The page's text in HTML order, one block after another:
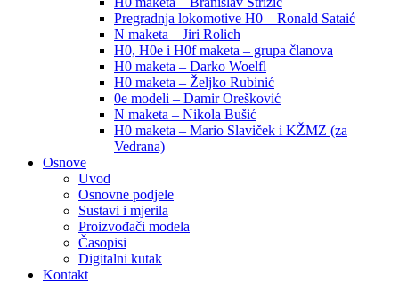
Pregradnja lokomotive H0 – Ronald Sataić
N maketa – Jiri Rolich
H0, H0e i H0f maketa – grupa članova
H0 maketa – Darko Woelfl
H0 maketa – Željko Rubinić
0e modeli – Damir Orešković
N maketa – Nikola Bušić
H0 maketa – Mario Slaviček i KŽMZ (za
Vedrana)
Osnove
Uvod
Osnovne podjele
Sustavi i mjerila
Proizvođači modela
Časopisi
Digitalni kutak
Kontakt